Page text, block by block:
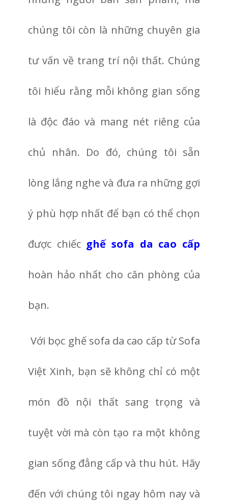
chúng tôi còn là những chuyên gia
tư vấn về trang trí nội thất. Chúng
tôi hiểu rằng mỗi không gian sống
là độc đáo và mang nét riêng của
chủ nhân. Do đó, chúng tôi sẵn
lòng lắng nghe và đưa ra những gợi
ý phù hợp nhất để bạn có thể chọn
được chiếc ghế sofa da cao cấp
hoàn hảo nhất cho căn phòng của
bạn.
Với bọc ghế sofa da cao cấp từ Sofa
Việt Xinh, bạn sẽ không chỉ có một
món đồ nội thất sang trọng và
tuyệt vời mà còn tạo ra một không
gian sống đẳng cấp và thu hút. Hãy
đến với chúng tôi ngay hôm nay và